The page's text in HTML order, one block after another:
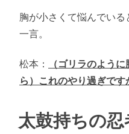
胸が小さくて悩んでい
一言。
松本：
（ゴリラのよう
ら）これのやり過ぎです
太鼓持ちの忍